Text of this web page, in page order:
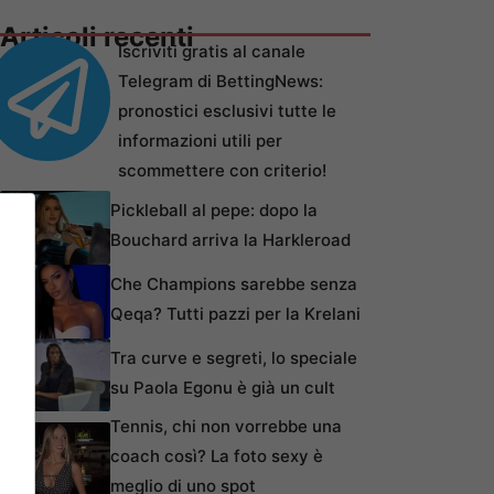
Articoli recentiIscriviti gratis al canale
Telegram di BettingNews:
pronostici esclusivi tutte le
informazioni utili per
scommettere con criterio!
Pickleball al pepe: dopo la
Bouchard arriva la Harkleroad
Che Champions sarebbe senza
Qeqa? Tutti pazzi per la Krelani
Tra curve e segreti, lo speciale
su Paola Egonu è già un cult
Tennis, chi non vorrebbe una
coach così? La foto sexy è
meglio di uno spot